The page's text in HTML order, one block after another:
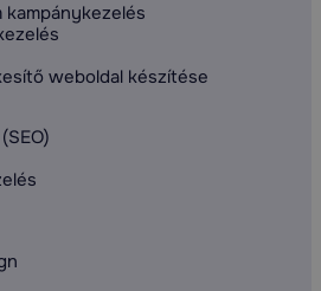
kampánykezelés
weboldal készítése